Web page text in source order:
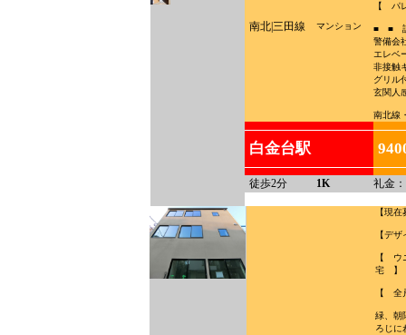
南北|三田線 マンション
【 パ
■ ■
警備会
エレベ
非接触
グリル
玄関人
南北線
白金台駅
徒歩2分 1K 礼金
【現
【デ
【 ウ
宅 】
【 全
緑、朝
ろじに